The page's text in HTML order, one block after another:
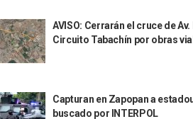
AVISO: Cerrarán el cruce de
Circuito Tabachín por obras
Capturan en Zapopan a
buscado por INTERPOL